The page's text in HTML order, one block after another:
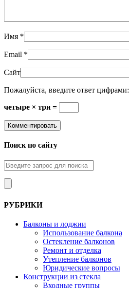
Имя *
Email *
Сайт
Пожалуйста, введите ответ цифрами:
четыре × три =
Поиск по сайту
РУБРИКИ
Балконы и лоджии
Использование балкона
Остекление балконов
Ремонт и отделка
Утепление балконов
Юридические вопросы
Конструкции из стекла
Входные группы